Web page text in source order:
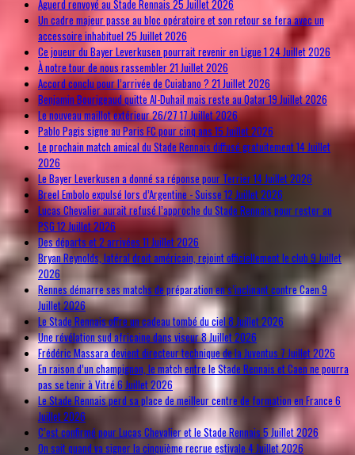
Aguerd renvoyé au Stade Rennais 25 Juillet 2026
Un cadre majeur passe au bloc opératoire et son retour se fera avec un
accessoire inhabituel25 Juillet 2026
Ce joueur du Bayer Leverkusen pourrait revenir en Ligue 124 Juillet 2026
À notre tour de nous rassembler21 Juillet 2026
Accord conclu pour l’arrivée de Cuiabano ? 21 Juillet 2026
Benjamin Bourigeaud quitte Al-Duhail mais reste au Qatar19 Juillet 2026
Le nouveau maillot extérieur 26/2717 Juillet 2026
Pablo Pagis signe au Paris FC pour cinq ans 15 Juillet 2026
Le prochain match amical du Stade Rennais diffusé gratuitement14 Juillet
2026
Le Bayer Leverkusen a donné sa réponse pour Terrier14 Juillet 2026
Breel Embolo expulsé lors d’Argentine - Suisse 12 Juillet 2026
Lucas Chevalier aurait refusé l’approche du Stade Rennais pour rester au
PSG12 Juillet 2026
Des départs et 2 arrivées 11 Juillet 2026
Bryan Reynolds, latéral droit américain, rejoint officiellement le club 9 Juillet
2026
Rennes démarre ses matchs de préparation en s’inclinant contre Caen9
Juillet 2026
Le Stade Rennais offre un cadeau tombé du ciel 8 Juillet 2026
Une révélation sud africaine dans viseur8 Juillet 2026
Frédéric Massara devient directeur technique de la Juventus 7 Juillet 2026
En raison d’un champignon, le match entre le Stade Rennais et Caen ne pourra
pas se tenir à Vitré6 Juillet 2026
Le Stade Rennais perd sa place de meilleur centre de formation en France 6
Juillet 2026
C’est confirmé pour Lucas Chevalier et le Stade Rennais 5 Juillet 2026
On sait quand va signer la cinquième recrue estivale 4 Juillet 2026